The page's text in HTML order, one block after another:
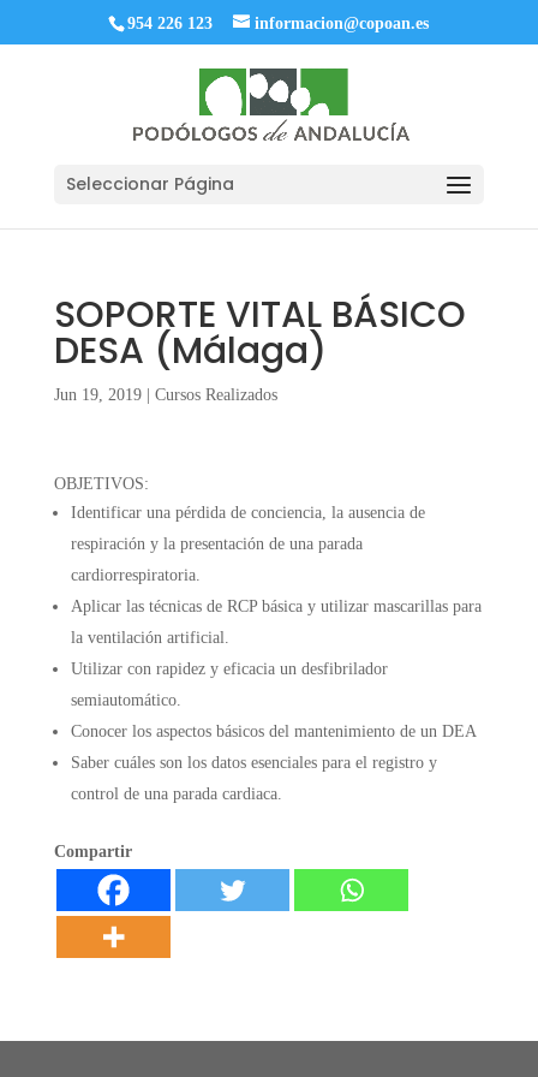
954 226 123 informacion@copoan.es
Seleccionar Página
SOPORTE VITAL BÁSICO
DESA (Málaga)
Jun 19, 2019| Cursos Realizados
OBJETIVOS:
Identificar una pérdida de conciencia, la ausencia de
respiración y la presentación de una parada
cardiorrespiratoria.
Aplicar las técnicas de RCP básica y utilizar mascarillas para
la ventilación artificial.
Utilizar con rapidez y eficacia un desfibrilador
semiautomático.
Conocer los aspectos básicos del mantenimiento de un DEA
Saber cuáles son los datos esenciales para el registro y
control de una parada cardiaca.
Compartir